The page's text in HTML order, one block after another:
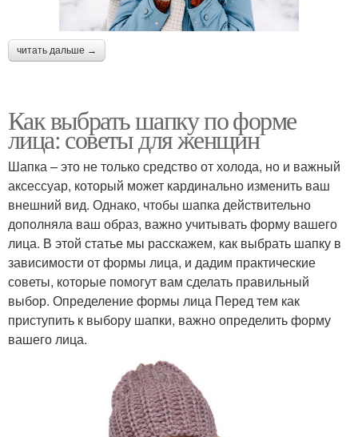
читать дальше →
Как выбрать шапку по форме
лица: советы для женщин
Шапка – это не только средство от холода, но и важный
аксессуар, который может кардинально изменить ваш
внешний вид. Однако, чтобы шапка действительно
дополняла ваш образ, важно учитывать форму вашего
лица. В этой статье мы расскажем, как выбрать шапку в
зависимости от формы лица, и дадим практические
советы, которые помогут вам сделать правильный
выбор. Определение формы лица Перед тем как
приступить к выбору шапки, важно определить форму
вашего лица.